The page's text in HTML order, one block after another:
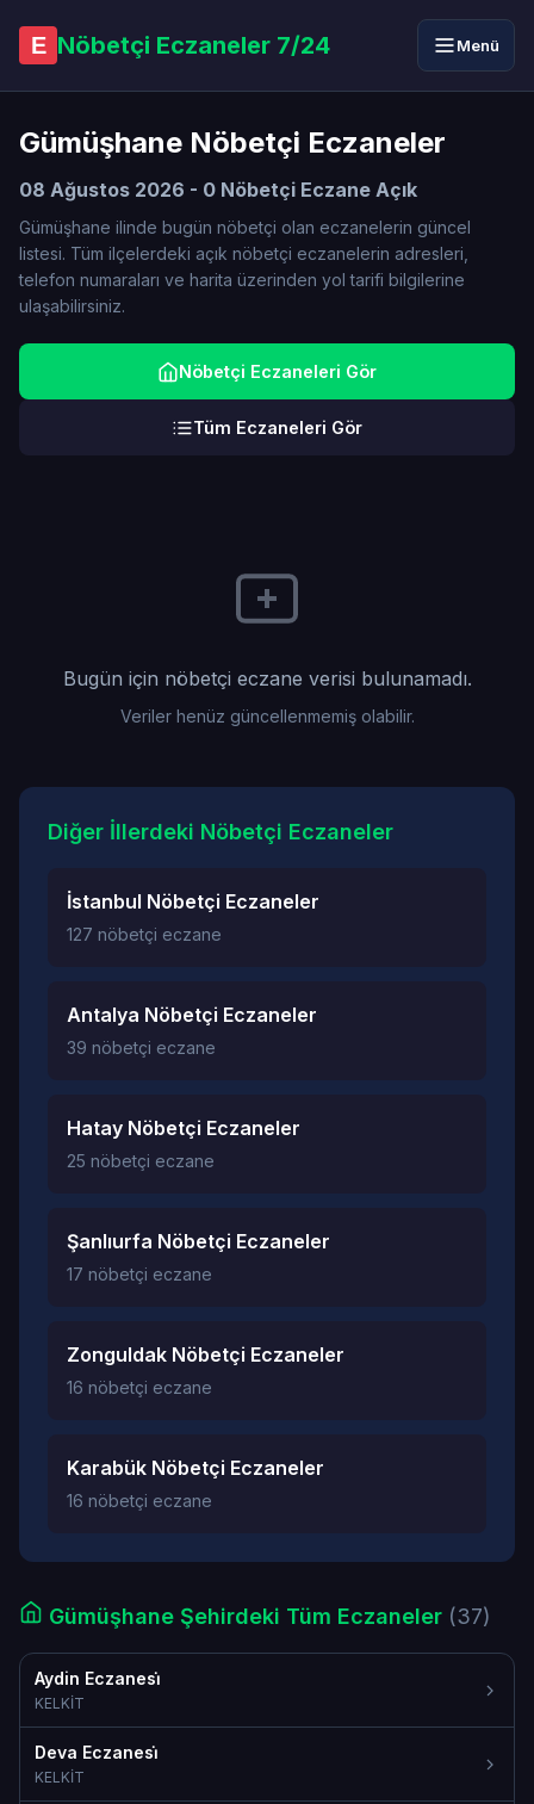
E Nöbetçi Eczaneler 7/24 Menü
Gümüşhane Nöbetçi Eczaneler
08 Ağustos 2026 - 0 Nöbetçi Eczane Açık
Gümüşhane ilinde bugün nöbetçi olan eczanelerin güncel
listesi. Tüm ilçelerdeki açık nöbetçi eczanelerin adresleri,
telefon numaraları ve harita üzerinden yol tarifi bilgilerine
ulaşabilirsiniz.
Nöbetçi Eczaneleri Gör
Tüm Eczaneleri Gör
Bugün için nöbetçi eczane verisi bulunamadı.
Veriler henüz güncellenmemiş olabilir.
Diğer İllerdeki Nöbetçi Eczaneler
İstanbul Nöbetçi Eczaneler
127 nöbetçi eczane
Antalya Nöbetçi Eczaneler
39 nöbetçi eczane
Hatay Nöbetçi Eczaneler
25 nöbetçi eczane
Şanlıurfa Nöbetçi Eczaneler
17 nöbetçi eczane
Zonguldak Nöbetçi Eczaneler
16 nöbetçi eczane
Karabük Nöbetçi Eczaneler
16 nöbetçi eczane
Gümüşhane Şehirdeki Tüm Eczaneler (37)
Aydin Eczanesi̇
KELKİT
Deva Eczanesi̇
KELKİT